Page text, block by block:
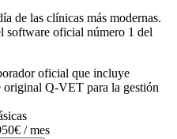
de las clínicas más modernas.
software oficial número 1 del
oficial que incluye
Q-VET para la gestión
/ mes